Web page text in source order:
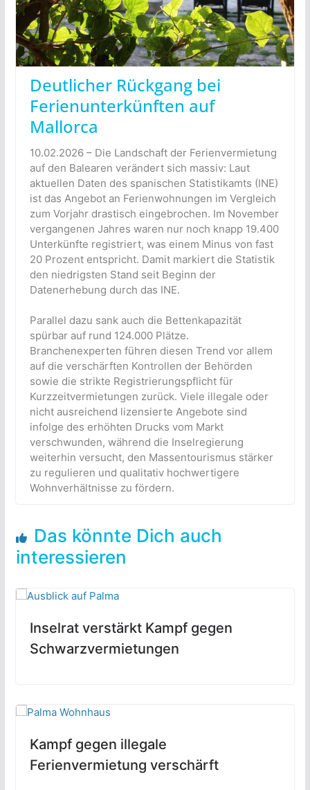
Deutlicher Rückgang bei
Ferienunterkünften auf
Mallorca
10.02.2026 – Die Landschaft der Ferienvermietung
auf den Balearen verändert sich massiv: Laut
aktuellen Daten des spanischen Statistikamts (INE)
ist das Angebot an Ferienwohnungen im Vergleich
zum Vorjahr drastisch eingebrochen. Im November
vergangenen Jahres waren nur noch knapp 19.400
Unterkünfte registriert, was einem Minus von fast
20 Prozent entspricht. Damit markiert die Statistik
den niedrigsten Stand seit Beginn der
Datenerhebung durch das INE.
Parallel dazu sank auch die Bettenkapazität
spürbar auf rund 124.000 Plätze.
Branchenexperten führen diesen Trend vor allem
auf die verschärften Kontrollen der Behörden
sowie die strikte Registrierungspflicht für
Kurzzeitvermietungen zurück. Viele illegale oder
nicht ausreichend lizensierte Angebote sind
infolge des erhöhten Drucks vom Markt
verschwunden, während die Inselregierung
weiterhin versucht, den Massentourismus stärker
zu regulieren und qualitativ hochwertigere
Wohnverhältnisse zu fördern.
Das könnte Dich auch
interessieren
Inselrat verstärkt Kampf gegen
Schwarzvermietungen
Kampf gegen illegale
Ferienvermietung verschärft